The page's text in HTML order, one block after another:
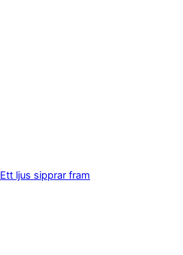
Ett ljus sipprar fram